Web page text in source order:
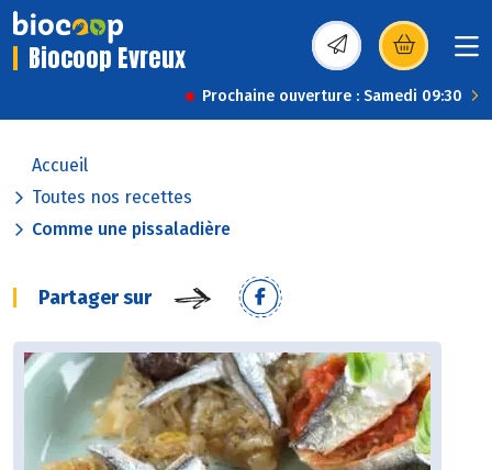
Biocoop Evreux (s’ouvre dans une
Prochaine ouverture : Samedi 09:30
Accueil
Toutes nos recettes
Comme une pissaladière
Partager sur